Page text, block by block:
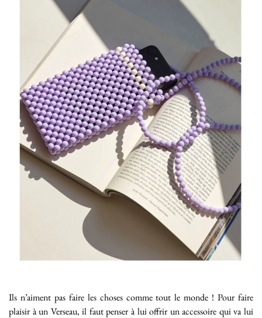
Ils n’aiment pas faire les choses comme tout le monde ! Pour faire
plaisir à un Verseau, il faut penser à lui offrir un accessoire qui va lui